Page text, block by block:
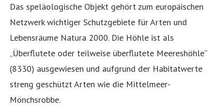
Das speläologische Objekt gehört zum europäischen
Netzwerk wichtiger Schutzgebiete für Arten und
Lebensräume Natura 2000. Die Höhle ist als
„Überflutete oder teilweise überflutete Meereshöhle“
(8330) ausgewiesen und aufgrund der Habitatwerte
streng geschützt Arten wie die Mittelmeer-
Mönchsrobbe.